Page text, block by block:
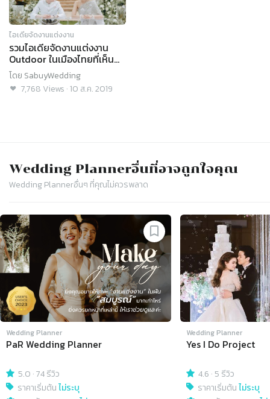
ไอเดียจัดงานแต่งงาน
รวมไอเดียจัดงานแต่งงาน
Outdoor ในเมืองไทยที่เห็น
แล้วว้าว!
โดย SabuyWedding
7,768 Views ·10 ส.ค. 2019
Wedding Plannerอื่นที่อาจถูกใจคุณ
Wedding Plannerอื่นๆ ที่คุณไม่ควรพลาด
Slide 1 of 4
Wedding Planner
PaR Wedding Planner
5.0 ·74 รีวิว
ราคาเริ่มต้นไม่ระบุ
Wedding Planner
Yes I Do Project
4.6 · 5 รีวิว
ราคาเริ่มต้นไม่ระบุ